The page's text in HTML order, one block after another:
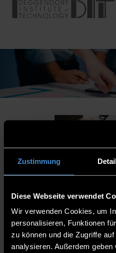
Zustimmung
Diese Webseite verwendet
Wir verwenden Cookies, um
personalisieren, Funktionen
zu können und die Zugriffe
analysieren. Außerdem
13.2.2025 |